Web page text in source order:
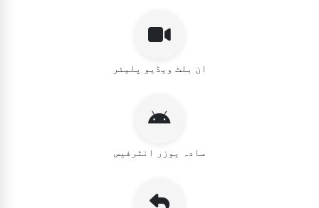
ان بلٹ ویڈیو پلیئر
سادہ یوزر انٹرفیس